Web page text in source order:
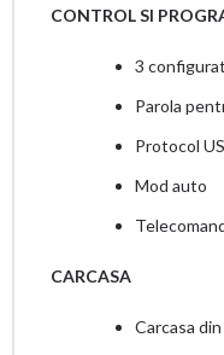
CONTROL SI
3
Parola
Protocol
Mod auto
CARCASA
Carcasa